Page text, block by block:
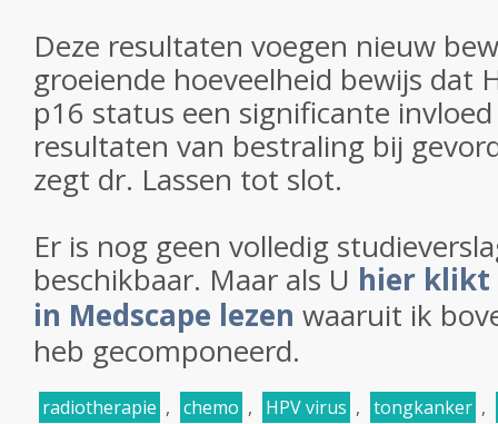
Deze resultaten voegen nieuw
groeiende hoeveelheid bewijs dat
p16 status een significante
resultaten van bestraling bij
zegt dr. Lassen tot slot.
Er is nog geen volledig
beschikbaar. Maar als U hier
in Medscape lezen waaruit ik
heb gecomponeerd.
radiotherapie , chemo , HPV virus , tongkanker ,